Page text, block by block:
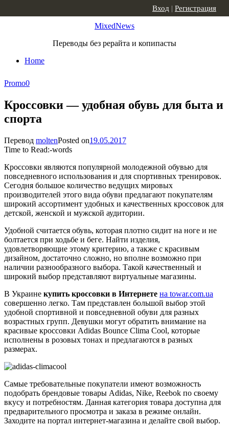
MixedNews
Переводы без рерайта и копипасты
Home
Вход | Регистрация
Promo0
Кроссовки — удобная обувь для быта и
спорта
Перевод moltenPosted on19.05.2017
Time to Read:-words
Кроссовки являются популярной молодежной обувью для
повседневного использования и для спортивных тренировок.
Сегодня большое количество ведущих мировых
производителей этого вида обуви предлагают покупателям
широкий ассортимент удобных и качественных кроссовок для
детской, женской и мужской аудитории.
Удобной считается обувь, которая плотно сидит на ноге и не
болтается при ходьбе и беге. Найти изделия,
удовлетворяющие этому критерию, а также с красивым
дизайном, достаточно сложно, но вполне возможно при
наличии разнообразного выбора. Такой качественный и
широкий выбор представляют виртуальные магазины.
В Украине купить кроссовки в Интернете на towar.com.ua
совершенно легко. Там представлен большой выбор этой
удобной спортивной и повседневной обуви для разных
возрастных групп. Девушки могут обратить внимание на
красивые кроссовки Adidas Bounce Clima Cool, которые
исполнены в розовых тонах и предлагаются в разных
размерах.
Самые требовательные покупатели имеют возможность
подобрать брендовые товары Adidas, Nike, Reebok по своему
вкусу и потребностям. Данная категория товара доступна для
предварительного просмотра и заказа в режиме онлайн.
Заходите на портал интернет-магазина и делайте свой выбор.